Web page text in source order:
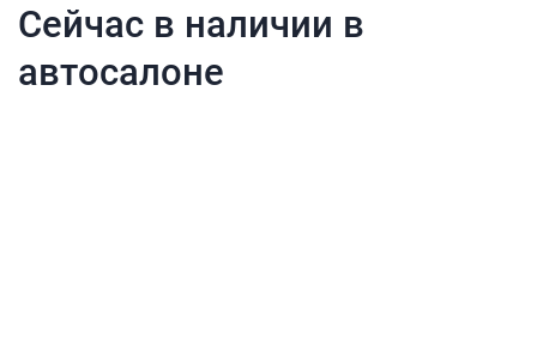
Сейчас в наличии в
автосалоне